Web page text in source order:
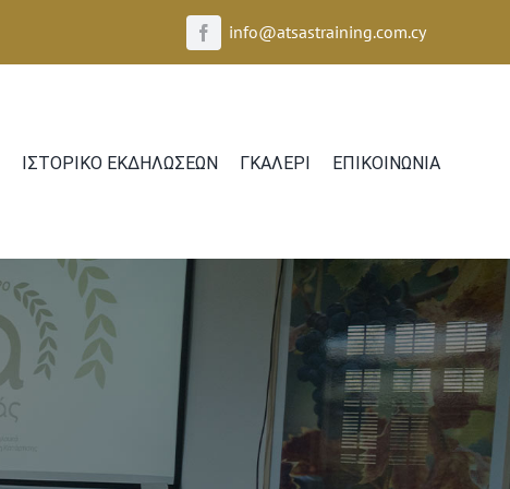
info@atsastraining.com.cy
ΙΣΤΟΡΙΚO ΕΚΔΗΛΩΣΕΩΝ ΓΚΑΛΕΡΙ ΕΠΙΚΟΙΝΩΝΙΑ